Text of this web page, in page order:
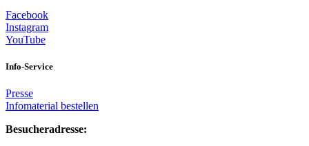
Facebook
Instagram
YouTube
Info-Service
Presse
Infomaterial bestellen
Besucheradresse: